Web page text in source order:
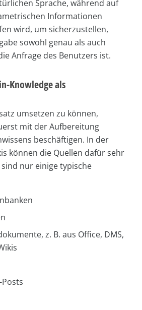
Sprache, während auf
Informationen
wird, um sicherzustellen,
sowohl genau als auch
Anfrage des Benutzers ist.
Knowledge als
umsetzen zu können,
mit der Aufbereitung
beschäftigen. In der
können die Quellen dafür sehr
nur einige typische
z. B. aus Office, DMS,